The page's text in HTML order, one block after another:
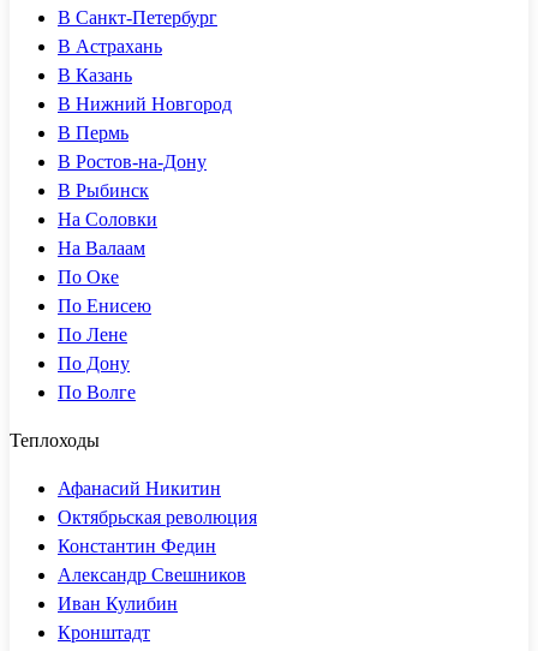
В Санкт-Петербург
В Астрахань
В Казань
В Нижний Новгород
В Пермь
В Ростов-на-Дону
В Рыбинск
На Соловки
На Валаам
По Оке
По Енисею
По Лене
По Дону
По Волге
Теплоходы
Афанасий Никитин
Октябрьская революция
Константин Федин
Александр Свешников
Иван Кулибин
Кронштадт